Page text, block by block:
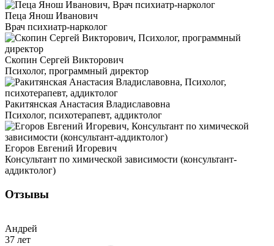
Пеца Янош Иванович
Врач психиатр-нарколог
Скопин Сергей Викторович
Психолог, программный директор
Ракитянская Анастасия Владиславовна
Психолог, психотерапевт, аддиктолог
Егоров Евгений Игоревич
Консультант по химической зависимости (консультант-
аддиктолог)
Отзывы
Андрей
37 лет